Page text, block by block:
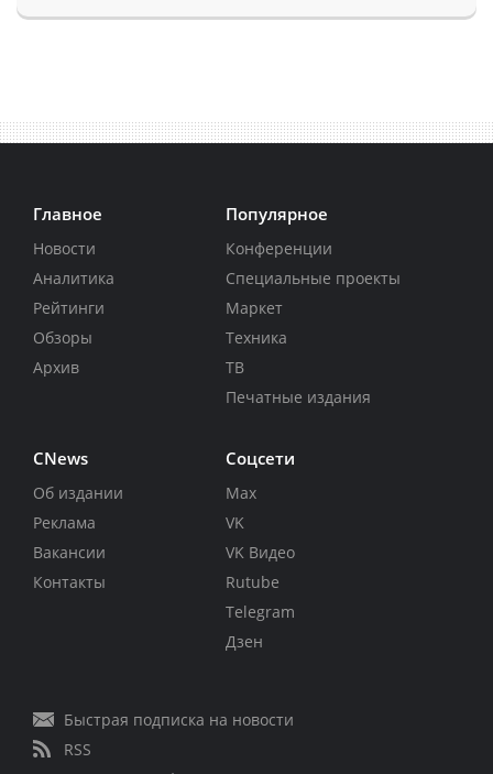
Главное
Новости
Аналитика
Рейтинги
Обзоры
Архив
Популярное
Конференции
Специальные проекты
Маркет
Техника
ТВ
Печатные издания
CNews
Об издании
Реклама
Вакансии
Контакты
Соцсети
Max
VK
VK Видео
Rutube
Telegram
Дзен
Быстрая подписка на новости
RSS